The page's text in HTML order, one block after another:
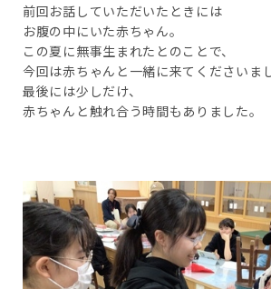
前回お話していただいたときには
お腹の中にいた赤ちゃん。
この夏に無事生まれたとのことで、
今回は赤ちゃんと一緒に来てくださいま
最後には少しだけ、
赤ちゃんと触れ合う時間もありました。